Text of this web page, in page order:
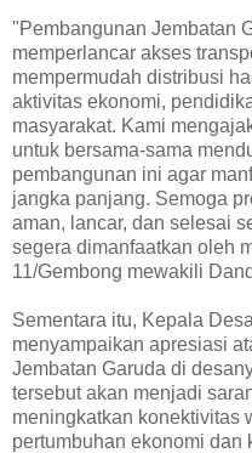
"Pembangunan Jembatan
memperlancar akses
mempermudah distribusi
aktivitas ekonomi,
masyarakat. Kami
untuk bersama-sama
pembangunan ini agar
jangka panjang. Semoga
aman, lancar, dan selesai
segera dimanfaatkan oleh
11/Gembong mewakili
Sementara itu, Kepala
menyampaikan apresiasi
Jembatan Garuda di
tersebut akan menjadi
meningkatkan konektivitas
pertumbuhan ekonomi dan